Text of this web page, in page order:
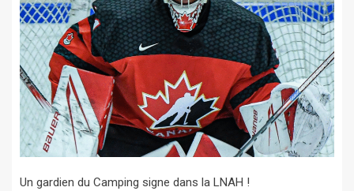
Un gardien du Camping signe dans la LNAH !